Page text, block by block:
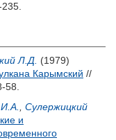
Л.Д. (1979)
Карымский //
58.
Сулержицкий
и